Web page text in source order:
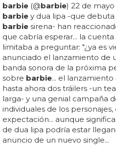
barbie (@barbie) 22 de mayo
barbie y dua lipa -que
barbie sirena- han
que cabría esperar... la
limitaba a preguntar: "¿ya es
anunciado el lanzamiento de
banda sonora de la próxima
sobre barbie... el lanzamiento
hasta ahora dos tráilers -un
larga- y una genial campaña
individuales de los
expectación... aunque
de dua lipa podría estar
anuncio de un nuevo single...